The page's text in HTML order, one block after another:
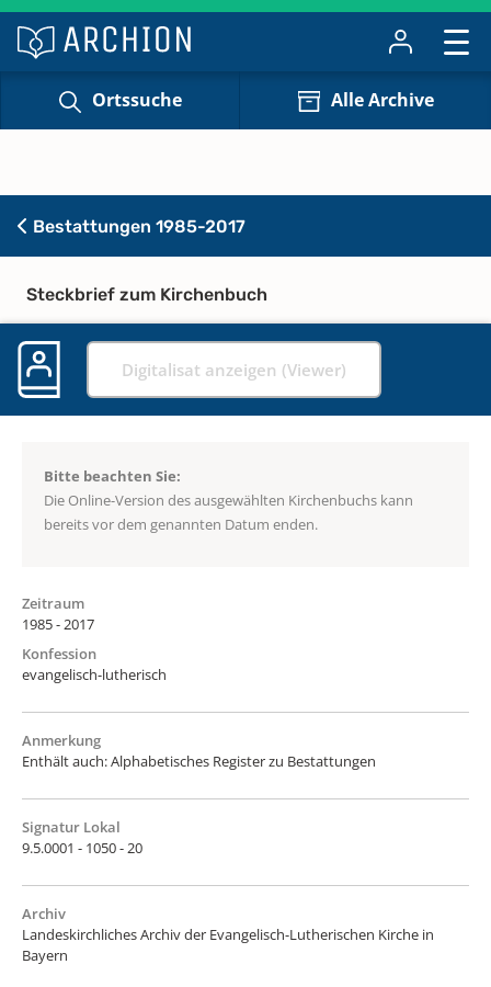
Ortssuche Alle Archive
Bestattungen 1985-2017
Steckbrief zum Kirchenbuch
Digitalisat anzeigen (Viewer)
Bitte beachten Sie:
Die Online-Version des ausgewählten Kirchenbuchs kann
bereits vor dem genannten Datum enden.
Zeitraum
1985 - 2017
Konfession
evangelisch-lutherisch
Anmerkung
Enthält auch: Alphabetisches Register zu Bestattungen
Signatur Lokal
9.5.0001 - 1050 - 20
Archiv
Landeskirchliches Archiv der Evangelisch-Lutherischen Kirche in
Bayern